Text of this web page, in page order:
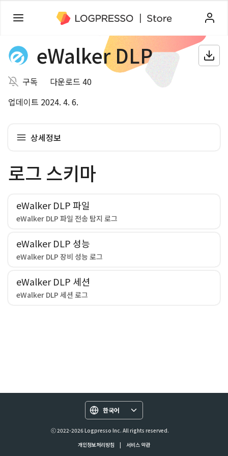
eWalker DLP
구독
다운로드 40
업데이트 2024. 4. 6.
상세정보
로그 스키마
eWalker DLP 파일
eWalker DLP 파일 전송 탐지 로그
eWalker DLP 성능
eWalker DLP 장비 성능 로그
eWalker DLP 세션
eWalker DLP 세션 로그
한국어
ⓒ 2022-2026 Logpresso Inc. All rights reserved.
개인정보처리방침
| 서비스 약관